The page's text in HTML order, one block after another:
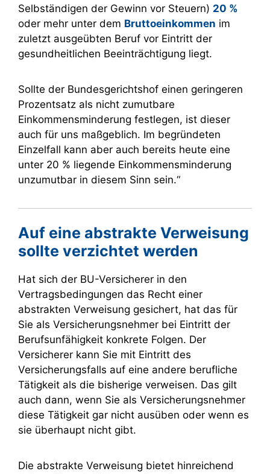
Selbständigen der Gewinn vor Steuern) 20 %
oder mehr unter dem Bruttoeinkommen im
zuletzt ausgeübten Beruf vor Eintritt der
gesundheitlichen Beeinträchtigung liegt.
Sollte der Bundesgerichtshof einen geringeren
Prozentsatz als nicht zumutbare
Einkommensminderung festlegen, ist dieser
auch für uns maßgeblich. Im begründeten
Einzelfall kann aber auch bereits heute eine
unter 20 % liegende Einkommensminderung
unzumutbar in diesem Sinn sein.“
Auf eine abstrakte Verweisung
sollte verzichtet werden
Hat sich der BU-Versicherer in den
Vertragsbedingungen das Recht einer
abstrakten Verweisung gesichert, hat das für
Sie als Versicherungsnehmer bei Eintritt der
Berufs­unfähig­keit konkrete Folgen. Der
Versicherer kann Sie mit Eintritt des
Versicherungsfalls auf eine andere berufliche
Tätigkeit als die bisherige verweisen. Das gilt
auch dann, wenn Sie als Versicherungsnehmer
diese Tätigkeit gar nicht ausüben oder wenn es
sie überhaupt nicht gibt.
Die abstrakte Verweisung bietet hinreichend